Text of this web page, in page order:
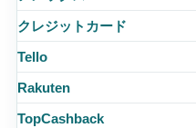
クレジットカード
Tello
Rakuten
TopCashback